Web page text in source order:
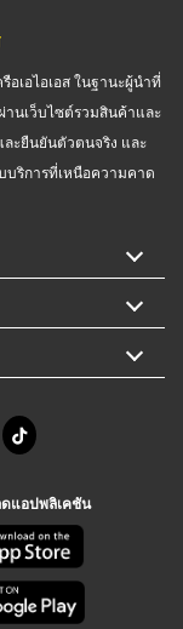
เอไอเอส ในฐานะผู้นำที่
นเว็บไซต์รวมสินค้าและ
ละยืนยันตัวตนจริง และ
บริการที่เหนือความคาด
แอปพลิเคชัน